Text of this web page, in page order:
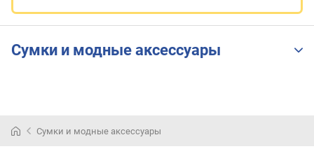
Сумки и модные аксессуары
Сумки и модные аксессуары